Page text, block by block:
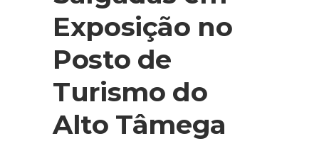
Exposição no
Posto de
Turismo do
Alto Tâmega